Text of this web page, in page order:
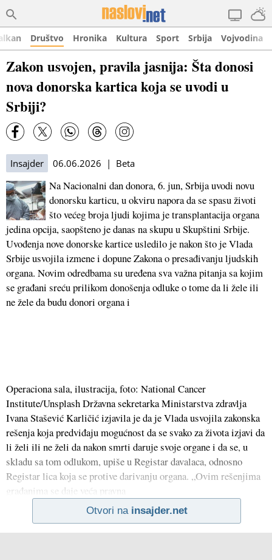
Društvo Hronika Kultura Sport Srbija Vojvodina
Zakon usvojen, pravila jasnija: Šta donosi
nova donorska kartica koja se uvodi u
Srbiji?
Insajder 06.06.2026 | Beta
Na Nacionalni dan donora, 6. jun, Srbija uvodi novu
donorsku karticu, u okviru napora da se spasu životi
što većeg broja ljudi kojima je transplantacija organa
jedina opcija, saopšteno je danas na skupu u Skupštini Srbije.
Uvođenja nove donorske kartice usledilo je nakon što je Vlada
Srbije usvojila izmene i dopune Zakona o presađivanju ljudskih
organa. Novim odredbama su uređena sva važna pitanja sa kojim
se građani sreću prilikom donošenja odluke o tome da li žele ili
ne žele da budu donori organa i
Operaciona sala, ilustracija, foto: National Cancer
Institute/Unsplash Državna sekretarka Ministarstva zdravlja
Ivana Stašević Karličić izjavila je da je Vlada usvojila zakonska
rešenja koja predviđaju mogućnost da se svako za života izjavi da
li želi ili ne želi da nakon smrti daruje svoje organe i da se, u
skladu sa tom odlukom, upiše u Registar davalaca, odnosno
Registar lica koja se protive darivanju organa. „Ovim rešenjima
građanima se daje veća pravna
Otvori na insajder.net